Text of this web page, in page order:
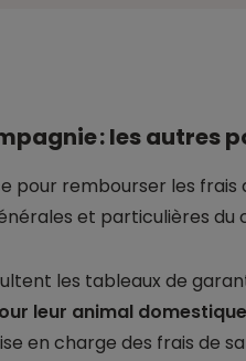
: les autres
pour rembourser les frais
et particulières du
les tableaux de
leur animal domestique
en charge des frais de